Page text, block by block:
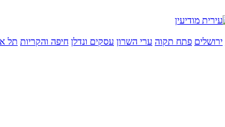
ירושלים פתח תקוה ערי השרון עסקים ונדלן חיפה והקריות תל